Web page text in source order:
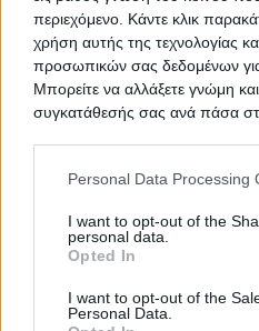
περιεχόμενο. Κάντε κλικ
χρήση αυτής της τεχνολογίας
προσωπικών σας δεδομένων
Μπορείτε να αλλάξετε γνώμη
συγκατάθεσής σας ανά πάσα
Please note that this website/
not limited to your visit or
grant or deny consent to
use your data for below
consent section.
Personal Data Processing
I want to opt-out of the
personal data.
Opted In
I want to opt-out of the
Personal Data.
ΤΙΤΛΟΣ
Προμήθεια 15
αιμοκάθαρσης
Προμήθεια